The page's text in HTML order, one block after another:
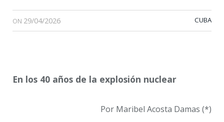
ON 29/04/2026 CUBA
En los 40 años de la explosión nuclear
Por Maribel Acosta Damas (*)